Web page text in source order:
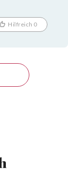
Hilfreich 0